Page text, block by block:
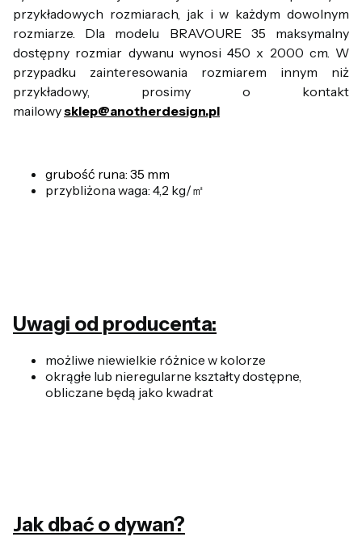
przykładowych rozmiarach, jak i w każdym dowolnym
rozmiarze. Dla modelu BRAVOURE 35 maksymalny
dostępny rozmiar dywanu wynosi 450 x 2000 cm. W
przypadku zainteresowania rozmiarem innym niż
przykładowy, prosimy o kontakt
mailowysklep@anotherdesign.pl
grubość runa: 35 mm
przybliżona waga: 4,2 kg/㎡
Uwagi od producenta:
możliwe niewielkie różnice w kolorze
okrągłe lub nieregularne kształty dostępne,
obliczane będą jako kwadrat
Jak dbać o dywan?